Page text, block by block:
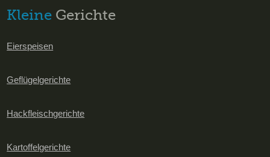
Kleine Gerichte
Eierspeisen
Geflügelgerichte
Hackfleischgerichte
Kartoffelgerichte